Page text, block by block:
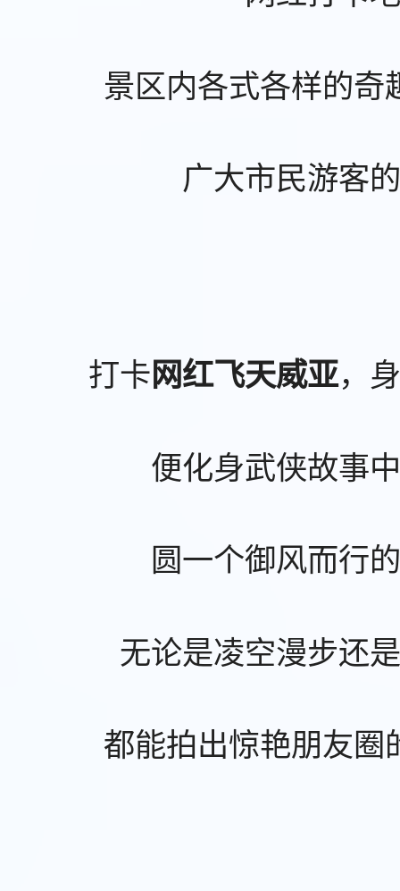
景区内各式各样的奇
广大市民游客
打卡网红飞天威亚，
便化身武侠故事
圆一个御风而行
无论是凌空漫步还
都能拍出惊艳朋友圈